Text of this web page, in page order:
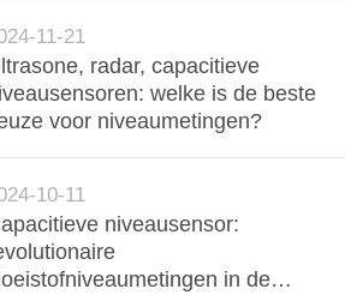
11-21
radar, capacitieve
welke is de beste
voor niveaumetingen?
10-11
niveausensor:
in de